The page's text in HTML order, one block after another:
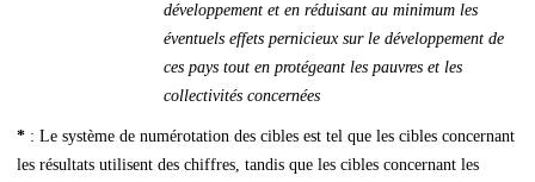
développement et en réduisant au minimum les
éventuels effets pernicieux sur le développement de
ces pays tout en protégeant les pauvres et les
collectivités concernées
* : Le système de numérotation des cibles est tel que les cibles concernant
les résultats utilisent des chiffres, tandis que les cibles concernant les